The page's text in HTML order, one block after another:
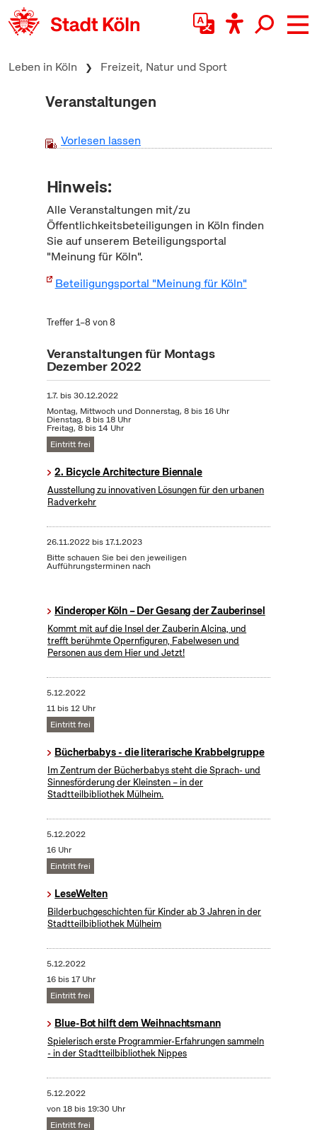
zum Inhalt springen
Leben in Köln Freizeit, Natur und Sport
Veranstaltungen
Vorlesen lassen
Hinweis:
Alle Veranstaltungen mit/zu
Öffentlichkeitsbeteiligungen in Köln finden
Sie auf unserem Beteiligungsportal
"Meinung für Köln".
Beteiligungsportal "Meinung für Köln"
Treffer 1–8 von 8
Veranstaltungen für Montags
Dezember 2022
1.7. bis30.12.2022
Montag, Mittwoch und Donnerstag, 8 bis 16 Uhr
Dienstag, 8 bis 18 Uhr
Freitag, 8 bis 14 Uhr
Eintritt frei
2. Bicycle Architecture Biennale
Ausstellung zu innovativen Lösungen für den urbanen
Radverkehr
26.11.2022bis17.1.2023
Bitte schauen Sie bei den jeweiligen
Aufführungsterminen nach
Kinderoper Köln – Der Gesang der Zauberinsel
Kommt mit auf die Insel der Zauberin Alcina, und
trefft berühmte Opernfiguren, Fabelwesen und
Personen aus dem Hier und Jetzt!
5.12.2022
11 bis 12 Uhr
Eintritt frei
Bücherbabys - die literarische Krabbelgruppe
Im Zentrum der Bücherbabys steht die Sprach- und
Sinnesförderung der Kleinsten – in der
Stadtteilbibliothek Mülheim.
5.12.2022
16 Uhr
Eintritt frei
LeseWelten
Bilderbuchgeschichten für Kinder ab 3 Jahren in der
Stadtteilbibliothek Mülheim
5.12.2022
16 bis 17 Uhr
Eintritt frei
Blue-Bot hilft dem Weihnachtsmann
Spielerisch erste Programmier-Erfahrungen sammeln
- in der Stadtteilbibliothek Nippes
5.12.2022
von 18 bis 19:30 Uhr
Eintritt frei